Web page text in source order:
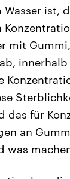
ist,
mit
für
an